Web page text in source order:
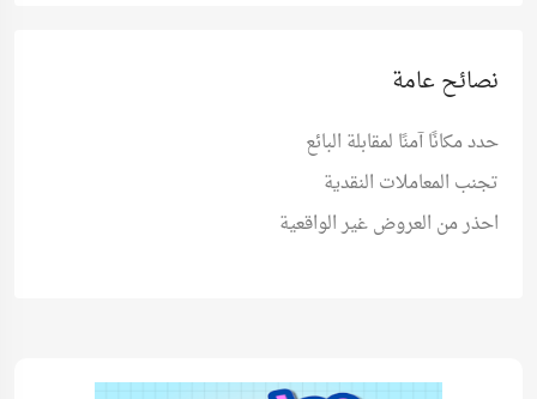
نصائح عامة
حدد مكانًا آمنًا لمقابلة البائع
تجنب المعاملات النقدية
احذر من العروض غير الواقعية